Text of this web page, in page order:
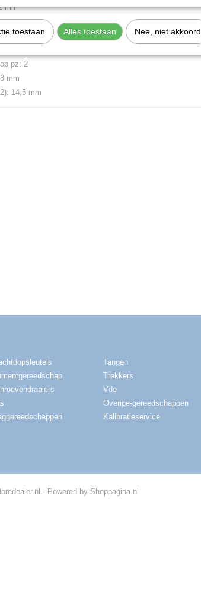
mm
kg
4-kant: 1/4 inch
pz: 2
mm
14,5 mm
Tangen
Trekkers
Vde
Overige-gereedschappen
Kalibratieservice
- Powered by Shoppagina.nl
toestaan Alles toestaan Nee, niet akkoord